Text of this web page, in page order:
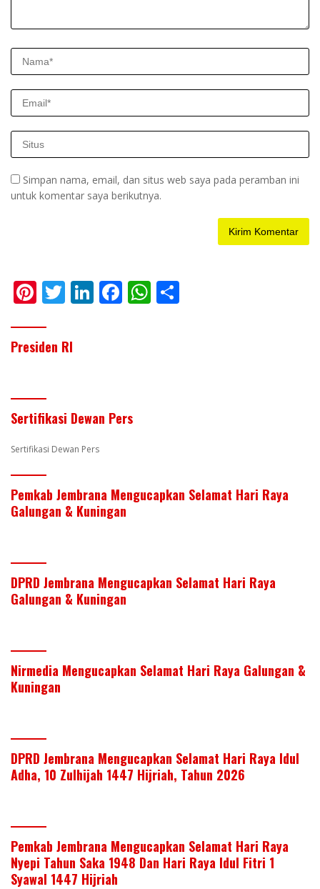
Simpan nama, email, dan situs web saya pada peramban ini
untuk komentar saya berikutnya.
Pi
er
e
T
itt
er
Li F
k
W
Presiden RI
Sertifikasi Dewan Pers
Sertifikasi Dewan Pers
Pemkab Jembrana Mengucapkan Selamat Hari Raya
Galungan & Kuningan
DPRD Jembrana Mengucapkan Selamat Hari Raya
Galungan & Kuningan
Nirmedia Mengucapkan Selamat Hari Raya Galungan &
Kuningan
DPRD Jembrana Mengucapkan Selamat Hari Raya Idul
Adha, 10 Zulhijah 1447 Hijriah, Tahun 2026
Pemkab Jembrana Mengucapkan Selamat Hari Raya
Nyepi Tahun Saka 1948 Dan Hari Raya Idul Fitri 1
Syawal 1447 Hijriah